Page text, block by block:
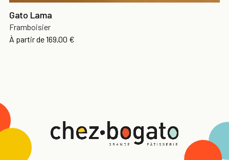
Gato Lama
Framboisier
À partir de169,00 €